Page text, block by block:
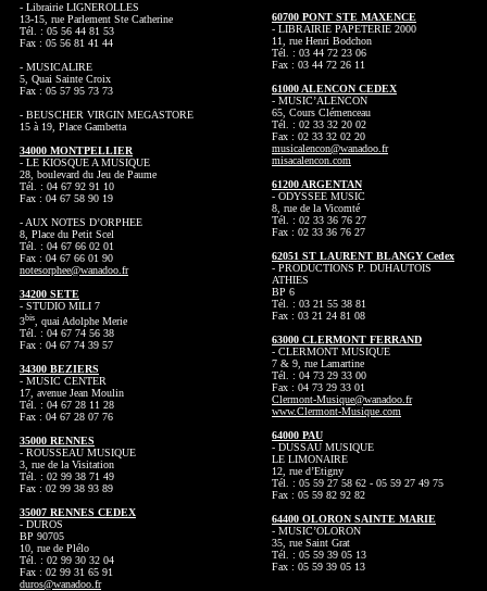
- Librairie LIGNEROLLES
13-15, rue Parlement Ste Catherine
Tél. : 05 56 44 81 53
Fax : 05 56 81 41 44
- MUSICALIRE
5, Quai Sainte Croix
Fax : 05 57 95 73 73
- BEUSCHER VIRGIN MEGASTORE
15 à 19, Place Gambetta
34000 MONTPELLIER
- LE KIOSQUE A MUSIQUE
28, boulevard du Jeu de Paume
Tél. : 04 67 92 91 10
Fax : 04 67 58 90 19
- AUX NOTES D’ORPHEE
8, Place du Petit Scel
Tél. : 04 67 66 02 01
Fax : 04 67 66 01 90
notesorphee@wanadoo.fr
34200 SETE
- STUDIO MILI 7
3bis
, quai Adolphe Merie
Tél. : 04 67 74 56 38
Fax : 04 67 74 39 57
34300 BEZIERS
- MUSIC CENTER
17, avenue Jean Moulin
Tél. : 04 67 28 11 28
Fax : 04 67 28 07 76
35000 RENNES
- ROUSSEAU MUSIQUE
3, rue de la Visitation
Tél. : 02 99 38 71 49
Fax : 02 99 38 93 89
35007 RENNES CEDEX
- DUROS
BP 90705
10, rue de Plélo
Tél. : 02 99 30 32 04
Fax : 02 99 31 65 91
duros@wanadoo.fr
60700 PONT STE MAXENCE
- LIBRAIRIE PAPETERIE 2000
11, rue Henri Bodchon
Tél. : 03 44 72 23 06
Fax : 03 44 72 26 11
61000 ALENCON CEDEX
- MUSIC’ALENCON
65, Cours Clémenceau
Tél. : 02 33 32 20 02
Fax : 02 33 32 02 20
musicalencon@wanadoo.fr
misacalencon.com
61200 ARGENTAN
- ODYSSEE MUSIC
8, rue de la Vicomté
Tél. : 02 33 36 76 27
Fax : 02 33 36 76 27
62051 ST LAURENT BLANGY Cedex
- PRODUCTIONS P. DUHAUTOIS
ATHIES
BP 6
Tél. : 03 21 55 38 81
Fax : 03 21 24 81 08
63000 CLERMONT FERRAND
- CLERMONT MUSIQUE
7 & 9, rue Lamartine
Tél. : 04 73 29 33 00
Fax : 04 73 29 33 01
Clermont-Musique@wanadoo.fr
www.Clermont-Musique.com
64000 PAU
- DUSSAU MUSIQUE
LE LIMONAIRE
12, rue d’Etigny
Tél. : 05 59 27 58 62 - 05 59 27 49 75
Fax : 05 59 82 92 82
64400 OLORON SAINTE MARIE
- MUSIC’OLORON
35, rue Saint Grat
Tél. : 05 59 39 05 13
Fax : 05 59 39 05 13